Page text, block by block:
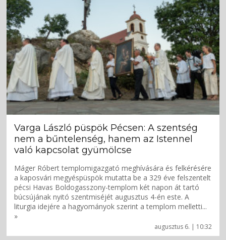
augusztus 6. | 10:32
Varga László püspök Pécsen: A szentség
nem a bűntelenség, hanem az Istennel
való kapcsolat gyümölcse
Máger Róbert templomigazgató meghívására és felkérésére
a kaposvári megyéspüspök mutatta be a 329 éve felszentelt
pécsi Havas Boldogasszony-templom két napon át tartó
búcsújának nyitó szentmiséjét augusztus 4-én este. A
liturgia idejére a hagyományok szerint a templom melletti...
»